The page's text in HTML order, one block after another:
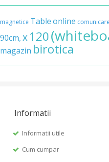
magnetice Tableonline comunicare
90cm,x120
magazin birotica
Informatii
Informatii utile
Cum cumpar